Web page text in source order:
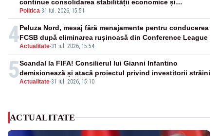
Politica-31 iul. 2026, 15:51
continue consolidarea stabilității economice și
financiare
4Actualitate-31 iul. 2026, 15:54
Peluza Nord, mesaj fără menajamente pentru conducerea
FCSB după eliminarea rușinoasă din Conference League
5Actualitate-31 iul. 2026, 15:10
Scandal la FIFA! Consilierul lui Gianni Infantino
demisionează și atacă proiectul privind investitorii străini
ACTUALITATE